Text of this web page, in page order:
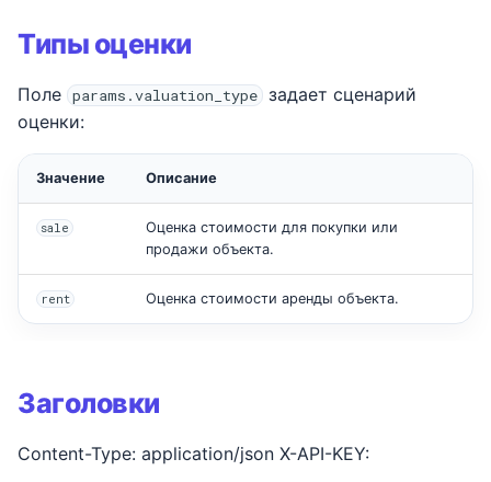
Типы оценки
Поле params.valuation_type задает сценарий
оценки:
Значение Описание
sale
Оценка стоимости для покупки или
продажи объекта.
rent Оценка стоимости аренды объекта.
Заголовки
Content-Type: application/json X-API-KEY: